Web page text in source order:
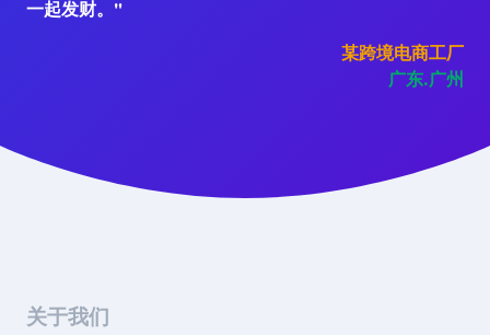
一起发财。"
某跨境电商工厂
广东.广州
关于我们